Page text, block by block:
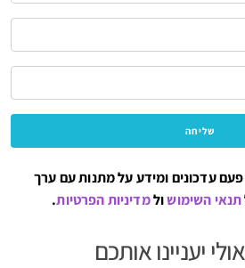
עדכונים ומידע על מתנות עם ערך
תנאי השימושולמדיניות הפרטיות.
יעניינו אותכם